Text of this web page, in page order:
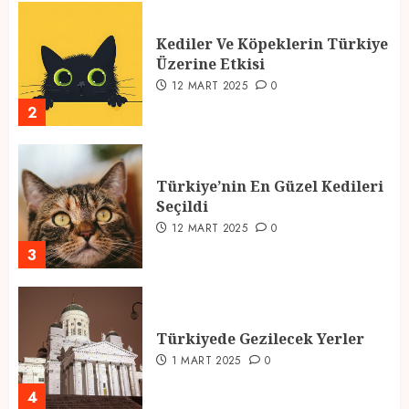
2
Kediler Ve Köpeklerin Türkiye
Üzerine Etkisi
12 MART 2025 0
3
Türkiye’nin En Güzel Kedileri
Seçildi
12 MART 2025 0
4
Türkiyede Gezilecek Yerler
1 MART 2025 0